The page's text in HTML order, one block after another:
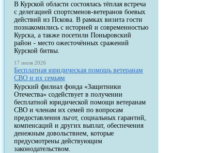
В Курской области состоялась тёплая встреча
с делегацией спортсменов-ветеранов боевых
действий из Пскова. В рамках визита гости
познакомились с историей и современностью
Курска, а также посетили Поныровский
район - место ожесточённых сражений
Курской битвы.
17 июля 2026
Бесплатная юридическая помощь ветеранам
СВО и их семьям
Курский филиал фонда «Защитники
Отечества» содействует в получении
бесплатной юридической помощи ветеранам
СВО и членам их семей по вопросам
предоставления льгот, социальных гарантий,
компенсаций и других выплат, обеспечения
денежным довольствием, которые
предусмотрены действующим
законодательством.